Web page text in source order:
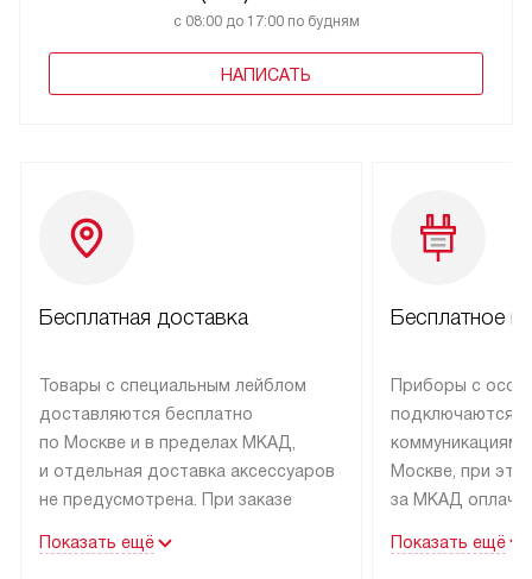
с 08:00 до 17:00 по будням
НАПИСАТЬ
Бесплатная доставка
Товары с специальным лейблом
доставляются бесплатно
по Москве и в пределах МКАД,
и отдельная доставка аксессуаров
не предусмотрена. При заказе
рекомендуем обсудить
Показать ещё
Бесплатное
Приборы с
подключаются к
коммуникациям
Москве, при
за МКАД
партнера
Показать ещё